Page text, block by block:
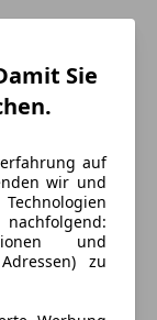
Sie
auf
wir und
und
zu